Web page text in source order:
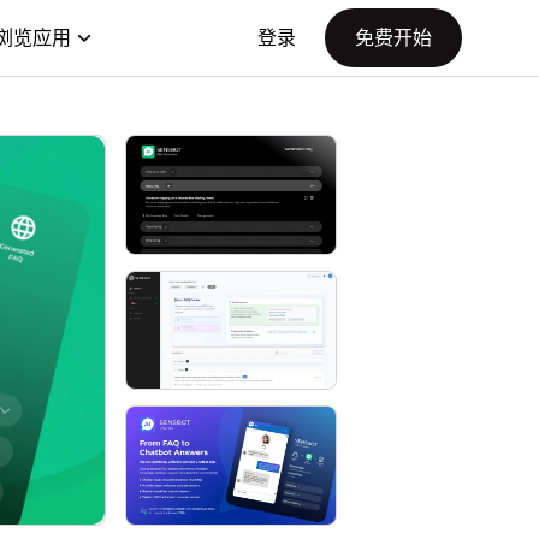
览应用 登录 免费开始